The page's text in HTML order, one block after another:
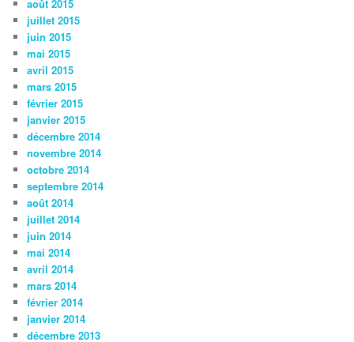
août 2015
juillet 2015
juin 2015
mai 2015
avril 2015
mars 2015
février 2015
janvier 2015
décembre 2014
novembre 2014
octobre 2014
septembre 2014
août 2014
juillet 2014
juin 2014
mai 2014
avril 2014
mars 2014
février 2014
janvier 2014
décembre 2013